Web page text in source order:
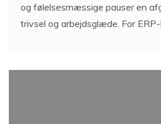
og følelsesmæssige pauser en
trivsel og arbejdsglæde. For